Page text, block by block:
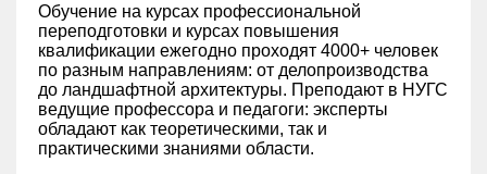
Обучение на курсах профессиональной
переподготовки и курсах повышения
квалификации ежегодно проходят 4000+ человек
по разным направлениям: от делопроизводства
до ландшафтной архитектуры. Преподают в НУГС
ведущие профессора и педагоги: эксперты
обладают как теоретическими, так и
практическими знаниями области.